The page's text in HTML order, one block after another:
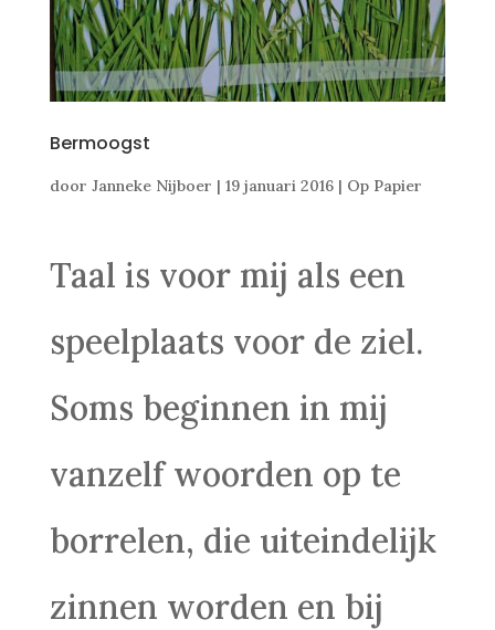
Bermoogst
door Janneke Nijboer | 19 januari 2016| Op Papier
Taal is voor mij als een
speelplaats voor de ziel.
Soms beginnen in mij
vanzelf woorden op te
borrelen, die uiteindelijk
zinnen worden en bij